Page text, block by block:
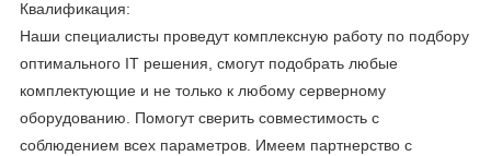
Квалификация:
Наши специалисты проведут комплексную работу по подбору
оптимального IT решения, смогут подобрать любые
комплектующие и не только к любому серверному
оборудованию. Помогут сверить совместимость с
соблюдением всех параметров. Имеем партнерство с